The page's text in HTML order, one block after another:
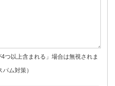
つ以上含まれる」場合は無視されま
ム対策）